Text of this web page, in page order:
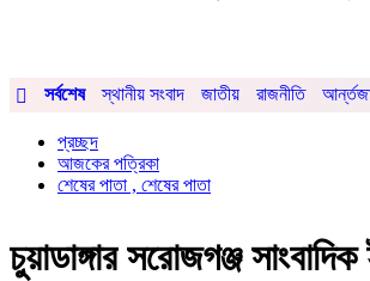
সর্বশেষ স্থানীয় সংবাদ জাতীয় রাজনীতি
প্রচ্ছদ
আজকের পত্রিকা
শেষের পাতা , শেষের পাতা
চুয়াডাঙ্গার সরোজগঞ্জ